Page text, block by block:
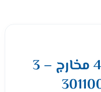
توصيلة كهرباء كولن 4 مخارج – 3